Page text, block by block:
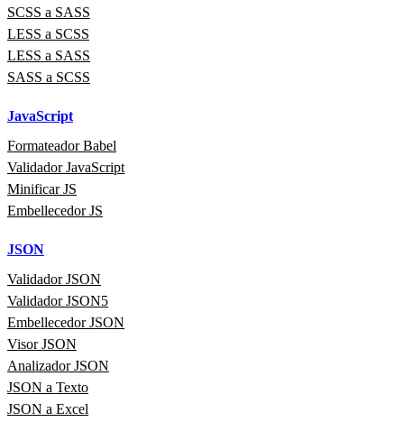
SCSS a SASS
LESS a SCSS
LESS a SASS
SASS a SCSS
JavaScript
Formateador Babel
Validador JavaScript
Minificar JS
Embellecedor JS
JSON
Validador JSON
Validador JSON5
Embellecedor JSON
Visor JSON
Analizador JSON
JSON a Texto
JSON a Excel